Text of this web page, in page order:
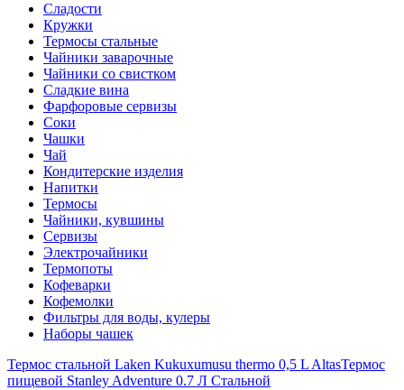
Сладости
Кружки
Термосы стальные
Чайники заварочные
Чайники со свистком
Сладкие вина
Фарфоровые сервизы
Соки
Чашки
Чай
Кондитерские изделия
Напитки
Термосы
Чайники, кувшины
Сервизы
Электрочайники
Термопоты
Кофеварки
Кофемолки
Фильтры для воды, кулеры
Наборы чашек
Термос стальной Laken Kukuxumusu thermo 0,5 L AltasТермос
пищевой Stanley Adventure 0.7 Л Стальной